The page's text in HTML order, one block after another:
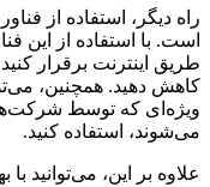
است. با استفاده از این
طریق اینترنت برقرار
کاهش دهید. همچنین،
ویژه‌ای که توسط
می‌شوند، استفاده کنید.
علاوه بر این، می‌توانید